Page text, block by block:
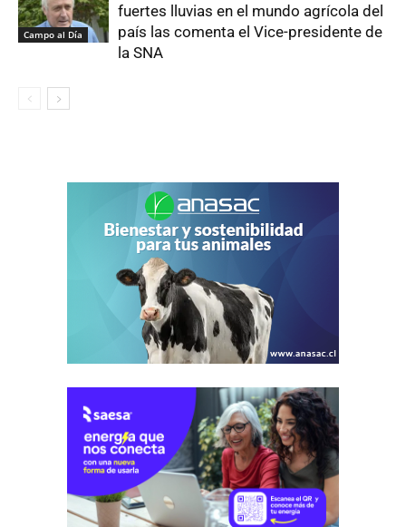
Campo al Día
fuertes lluvias en el mundo agrícola del
país las comenta el Vice-presidente de
la SNA